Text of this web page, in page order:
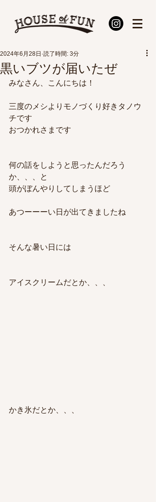
黒いブツが届いたぜ
2024年6月28日 読了時間: 3分
みなさん、こんにちは！
三度のメシよりモノづくり好きタノウ
チです
おつかれさまです
何の話をしようと思ったんだろう
か、、、と
頭がぼんやりしてしまうほど
あつーーーい日が出てきましたね
そんな暑い日には
アイスクリームだとか、、、
かき氷だとか、、、